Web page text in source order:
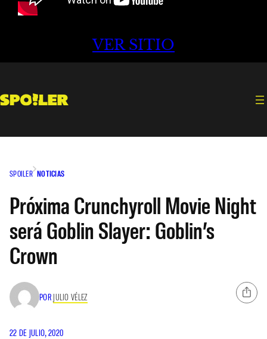
VER SITIO
SPOILER NOTICIAS
Próxima Crunchyroll Movie Night
será Goblin Slayer: Goblin’s
Crown
POR JULIO VÉLEZ
22 DE JULIO, 2020